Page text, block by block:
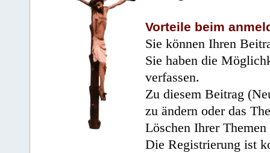
Vorteile beim
Sie können Ihren
Sie haben die
verfassen.
Zu diesem Beitrag
zu ändern oder das
Löschen Ihrer
Die Registrierung ist